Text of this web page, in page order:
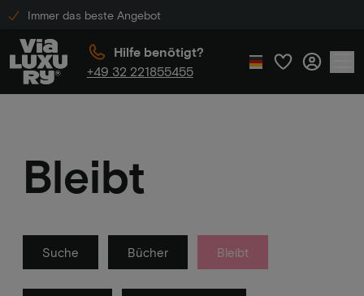
Immer das beste Angebot
Hilfe benötigt?
+49 32 221855455
Bleibt
Suche Bücher Bleibt